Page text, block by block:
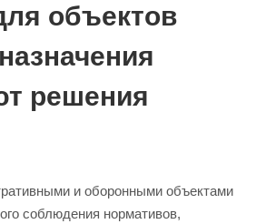
объектов
решения
и оборонными объектами
соблюдения нормативов,